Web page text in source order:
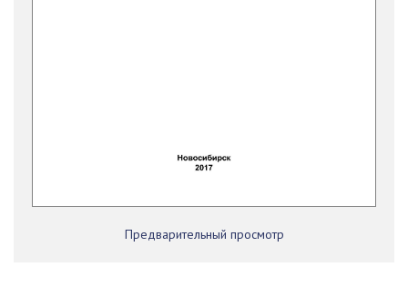
Предварительный просмотр